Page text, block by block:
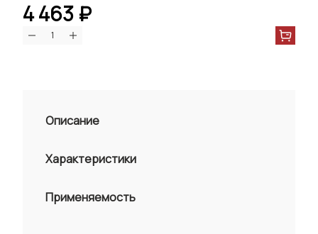
4 463 ₽
Описание
Характеристики
Применяемость